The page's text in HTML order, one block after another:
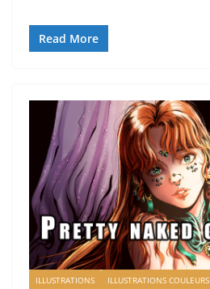
Read More
ILLUSTRATIONS ILLUSTRATIONS COULEURS